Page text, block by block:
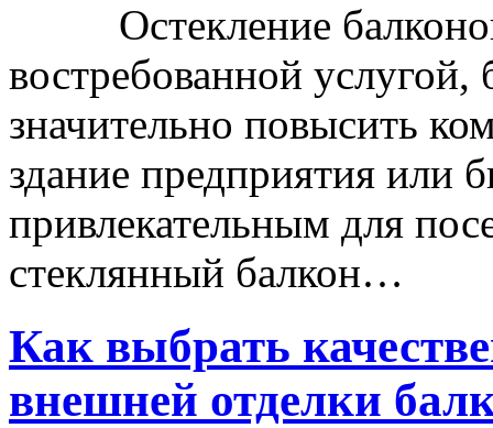
Остекление балконов
востребованной
значительно повысить
здание предприятия или
привлекательным для
стеклянный балкон…
Как выбрать
внешней отделки